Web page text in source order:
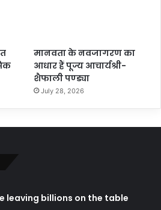
मानवता के नवजागरण का
आधार हैं पूज्य आचार्यश्री-
शैफाली पण्ड्या
July 28, 2026
leaving billions on the table